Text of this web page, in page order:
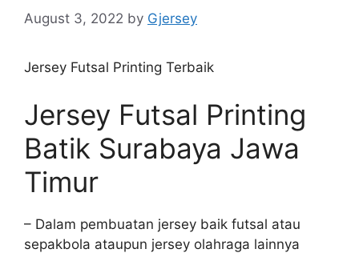
August 3, 2022 by Gjersey
Jersey Futsal Printing Terbaik
Jersey Futsal Printing
Batik Surabaya Jawa
Timur
– Dalam pembuatan jersey baik futsal atau
sepakbola ataupun jersey olahraga lainnya